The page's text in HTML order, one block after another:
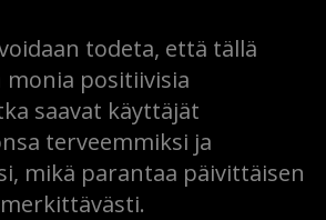
todeta, että tällä
monia positiivisia
saavat käyttäjät
terveemmiksi ja
mikä parantaa päivittäisen